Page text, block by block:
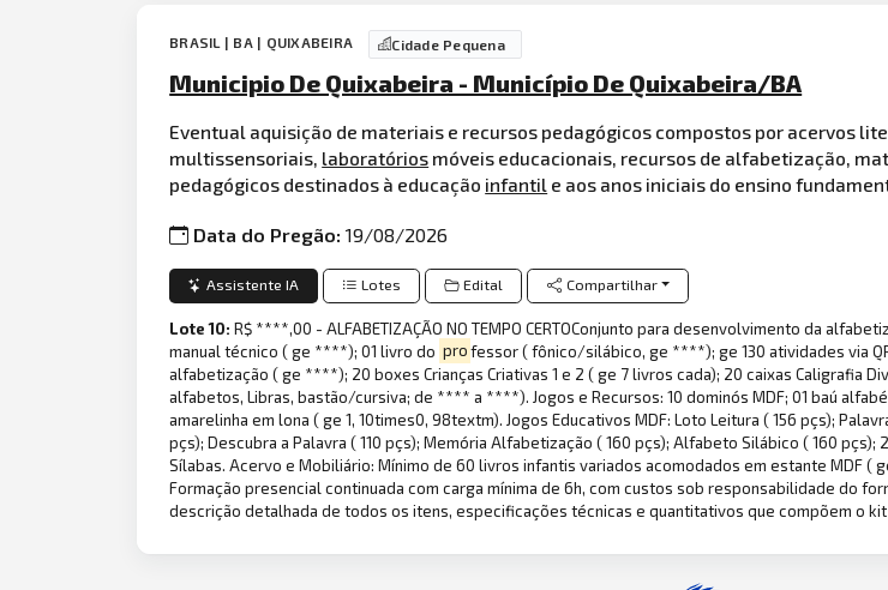
BRASIL | BA | QUIXABEIRA Cidade Pequena
Municipio De Quixabeira - Município De Quixabeira/BA
Eventual aquisição de materiais e recursos pedagógicos compostos por acervos
multissensoriais, laboratórios móveis educacionais, recursos de alfabetização,
pedagógicos destinados à educação infantil e aos anos iniciais do ensino
Data do Pregão:19/08/2026
Assistente IA Lotes Edital Compartilhar
Lote 10:R$ ****,00 - ALFABETIZAÇÃO NO TEMPO CERTOConjunto para desenvolvimento da
manual técnico ( ge ****); 01 livro do professor ( fônico/silábico, ge ****); ge 130 atividades via
alfabetização ( ge ****); 20 boxes Crianças Criativas 1 e 2 ( ge 7 livros cada); 20 caixas Caligrafia
alfabetos, Libras, bastão/cursiva; de **** a ****). Jogos e Recursos: 10 dominós MDF; 01 baú
amarelinha em lona ( ge 1, 10times0, 98textm). Jogos Educativos MDF: Loto Leitura ( 156 pçs);
pçs); Descubra a Palavra ( 110 pçs); Memória Alfabetização ( 160 pçs); Alfabeto Silábico ( 160
Sílabas. Acervo e Mobiliário: Mínimo de 60 livros infantis variados acomodados em estante MDF (
Formação presencial continuada com carga mínima de 6h, com custos sob responsabilidade do
descrição detalhada de todos os itens, especificações técnicas e quantitativos que compõem o kit